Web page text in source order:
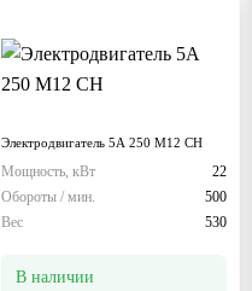
Электродвигатель 5А 250 М12 СН
Мощность, кВт
22
Обороты / мин.
500
Вес
530
В наличии